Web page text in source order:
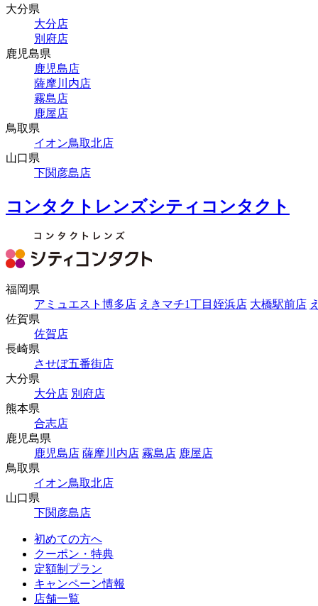
大分県
大分店
別府店
鹿児島県
鹿児島店
薩摩川内店
霧島店
鹿屋店
鳥取県
イオン鳥取北店
山口県
下関彦島店
コンタクトレンズシティコンタクト
福岡県
アミュエスト博多店 えきマチ1丁目姪浜店 大橋駅前店
佐賀県
佐賀店
長崎県
させぼ五番街店
大分県
大分店 別府店
熊本県
合志店
鹿児島県
鹿児島店 薩摩川内店 霧島店 鹿屋店
鳥取県
イオン鳥取北店
山口県
下関彦島店
初めての方へ
クーポン・特典
定額制プラン
キャンペーン情報
店舗一覧